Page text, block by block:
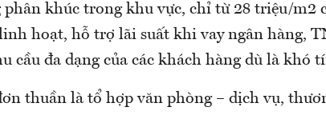
phân khúc trong khu vực, chỉ từ 28 triệu/m2
hoạt, hỗ trợ lãi suất khi vay ngân hàng,
cầu đa dạng của các khách hàng dù là khó
thuần là tổ hợp văn phòng – dịch vụ,